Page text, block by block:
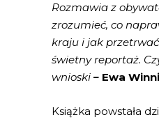
Rozmawia z
zrozumieć, co
kraju i jak przetrwać
świetny reportaż.
wnioski – Ewa
Książka powstała